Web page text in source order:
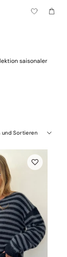
Wagen
saisonaler
und Sortieren